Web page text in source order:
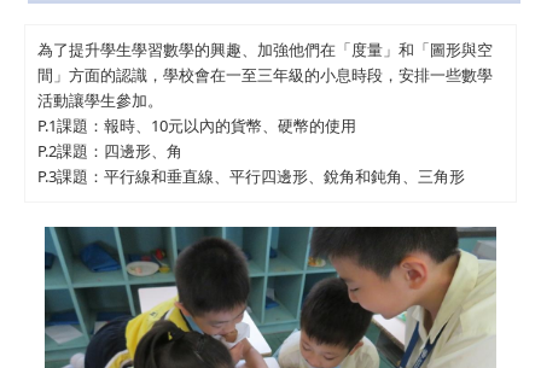
為了提升學生學習數學的興趣、加強他們在「度量」和「圖形與空
間」方面的認識，學校會在一至三年級的小息時段，安排一些數學
活動讓學生參加。
P.1課題：報時、10元以內的貨幣、硬幣的使用
P.2課題：四邊形、角
P.3課題：平行線和垂直線、平行四邊形、銳角和鈍角、三角形